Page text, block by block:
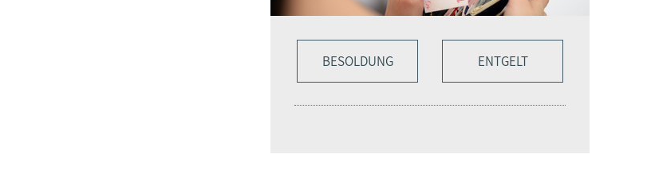
BESOLDUNG ENTGELT